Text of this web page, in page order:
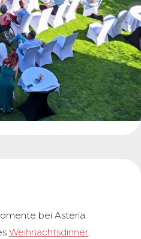
bei Asteria.
Weihnachtsdinner,